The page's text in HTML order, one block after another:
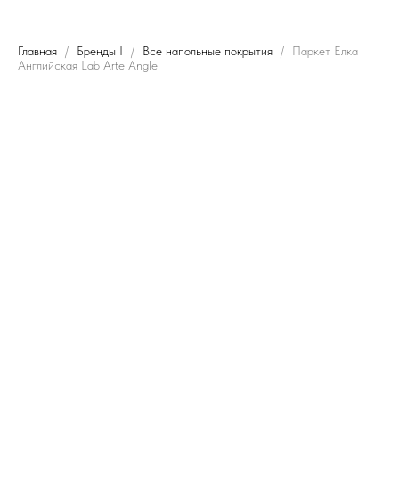
Главная Бренды I Все напольные покрытия
Паркет Елка
Английская Lab Arte Angle